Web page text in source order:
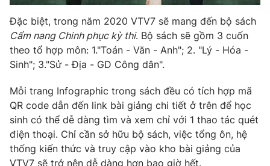
Đặc biệt, trong năm 2020 VTV7 sẽ mang đến bộ sách
Cẩm nang Chinh phục kỳ thi. Bộ sách sẽ gồm 3 cuốn
theo tổ hợp môn: 1."Toán - Văn - Anh"; 2. "Lý - Hóa -
Sinh"; 3."Sử - Địa - GD Công dân".
Mỗi trang Infographic trong sách đều có tích hợp mã
QR code dẫn đến link bài giảng chi tiết ở trên để học
sinh có thể dễ dàng tìm và xem chỉ với 1 thao tác quét
điện thoại. Chỉ cần sở hữu bộ sách, việc tổng ôn, hệ
thống kiến thức và truy cập vào kho bài giảng của
VTV7 sẽ trở nên dễ dàng hơn bao giờ hết.